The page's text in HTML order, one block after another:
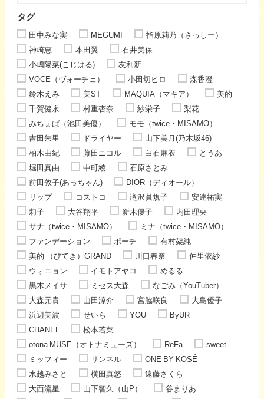
タグ
田中みな実 MEGUMI
指原莉乃（さっしー）
神崎恵
本田翼
石井美保
小嶋陽菜(こじはる)
友利新
VOCE（ヴォーチェ）
小田切ヒロ
森香澄
鈴木えみ
美ST MAQUIA（マキア）
美的
千賀健永
村重杏奈 紗栄子
梨花
みちょぱ（池田美優）
モモ（twice・MISAMO）
吉田朱里
ドライヤー
山下美月(乃木坂46)
柏木由紀
藤田ニコル 白石麻衣
とうあ
堀田真由
中町綾
石原さとみ
前田敦子(あっちゃん)
DIOR（ディオール）
リップ
コストコ 滝沢眞規子
安達祐実
莉子
大谷翔平 新木優子
内田理央
サナ（twice・MISAMO）
ミナ（twice・MISAMO）
ファンデーション
ポーチ
有村架純
美的 （びてき）GRAND
川口春奈
仲里依紗
ウォニョン
イモトアヤコ
めるる
黒木メイサ
ミセス大森
なごみ（YouTuber）
大森元貴
山田涼介 宮脇咲良
大島優子
浜辺美波
せいら YOU
ByUR
CHANEL
松本若菜
otona MUSE（オトナミューズ）
ReFa
sweet
ミッフィー
リンネル
ONE BY KOSÉ
水越みさと
横田真悠
遠藤さくら
大西流星
山下智久（山P）
谷まりあ